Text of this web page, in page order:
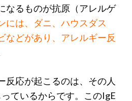
なるものが抗原（アレルゲ
には、ダニ、ハウスダス
などがあり、アレルギー反
反応が起こるのは、その人
ているからです。このIgE